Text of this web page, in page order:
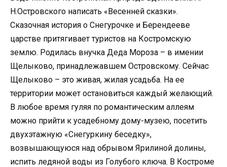
Н.Островского написать «Весенней сказки».
Сказочная история о Снегурочке и Берендееве
царстве притягивает туристов на Костромскую
землю. Родилась внучка Деда Мороза – в имении
Щелыково, принадлежавшем Островскому. Сейчас
Щелыково – это живая, жилая усадьба. На ее
территории может остановиться каждый желающий.
В любое время гуляя по романтическим аллеям
можно прийти к усадебному дому-музею, посетить
двухэтажную «Снегуркину беседку»,
возвышающуюся над обрывом Ярилиной долины,
испить ледяной воды из Голубого ключа. В Костроме